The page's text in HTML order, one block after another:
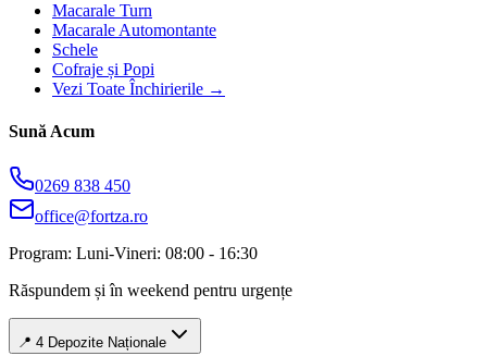
Macarale Turn
Macarale Automontante
Schele
Cofraje și Popi
Vezi Toate Închirierile →
Sună Acum
0269 838 450
office@fortza.ro
Program: Luni-Vineri: 08:00 - 16:30
Răspundem și în weekend pentru urgențe
📍 4 Depozite Naționale